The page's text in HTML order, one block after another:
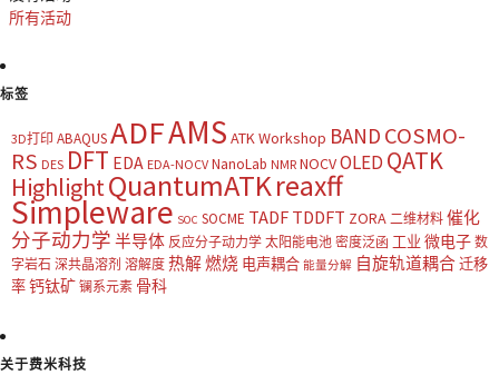
所有活动
标签
3D打印 ABAQUSADFAMS ATK Workshop BAND COSMO-
RS DES DFT EDA EDA-NOCV NanoLab NMR NOCVOLED QATK
HighlightQuantumATKreaxff
Simpleware SOC SOCME TADF TDDFT ZORA 二维材料 催化
分子动力学 半导体 反应分子动力学 太阳能电池 密度泛函 工业 微电子 数
字岩石 深共晶溶剂 溶解度 热解燃烧 电声耦合 能量分解 自旋轨道耦合迁移
率钙钛矿 镧系元素 骨科
关于费米科技